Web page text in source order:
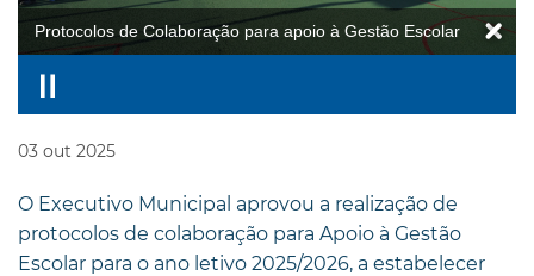
Protocolos de Colaboração para apoio à Gestão Escolar
03 out 2025
O Executivo Municipal aprovou a realização de
protocolos de colaboração para Apoio à Gestão
Escolar para o ano letivo 2025/2026, a estabelecer